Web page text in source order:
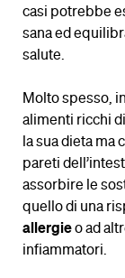
casi potrebbe
sana ed
salute.
Molto spesso,
alimenti ricchi
la sua dieta ma
pareti
assorbire le
quello di una
allergieo ad
infiammatori.